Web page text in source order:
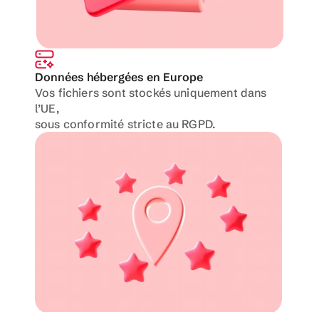
Données hébergées en Europe
Vos fichiers sont stockés uniquement dans
l’UE,
sous conformité stricte au RGPD.